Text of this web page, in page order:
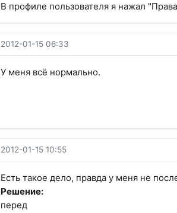
В профиле пользователя я нажал
2012-01-15 06:33
У меня всё нормально.
2012-01-15 10:55
Есть такое дело, правда у меня не
Решение:
перед